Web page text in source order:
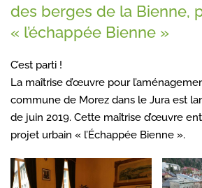
des berges de la Bienne,
« l’échappée Bienne »
C’est parti !
La maîtrise d’œuvre pour
commune de Morez dans le Jura est
de juin 2019. Cette maîtrise d’œuvre
projet urbain « l’Échappée Bienne ».